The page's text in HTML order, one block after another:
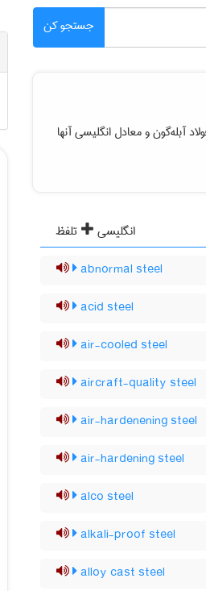
جستجو کن
آبله‌گونو معادل انگلیسی آنها
انگلیسی
تلفظ
abnormal steel
acid steel
air-cooled steel
aircraft-quality steel
air-hardenening steel
air-hardening steel
alco steel
alkali-proof steel
alloy cast steel